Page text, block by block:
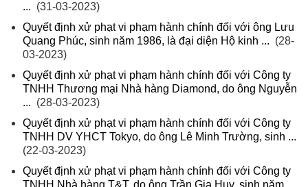
... (31-03-2023)
Quyết định xử phạt vi phạm hành chính đối với ông Lưu
Quang Phúc, sinh năm 1986, là đại diện Hộ kinh ... (28-
03-2023)
Quyết định xử phạt vi phạm hành chính đối với Công ty
TNHH Thương mại Nhà hàng Diamond, do ông Nguyễn
... (28-03-2023)
Quyết định xử phạt vi phạm hành chính đối với Công ty
TNHH DV YHCT Tokyo, do ông Lê Minh Trường, sinh ...
(22-03-2023)
Quyết định xử phạt vi phạm hành chính đối với Công ty
TNHH Nhà hàng T&T, do ông Trần Gia Huy, sinh năm ...